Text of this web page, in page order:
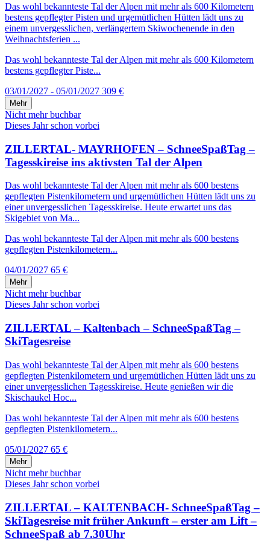
Das wohl bekannteste Tal der Alpen mit mehr als 600 Kilometern
bestens gepflegter Pisten und urgemütlichen Hütten lädt uns zu
einem unvergesslichen, verlängertem Skiwochenende in den
Weihnachtsferien ...
Das wohl bekannteste Tal der Alpen mit mehr als 600 Kilometern
bestens gepflegter Piste...
03/01/2027 - 05/01/2027 309 €
Mehr
Nicht mehr buchbar
Dieses Jahr schon vorbei
ZILLERTAL- MAYRHOFEN – SchneeSpaßTag –
Tagesskireise ins aktivsten Tal der Alpen
Das wohl bekannteste Tal der Alpen mit mehr als 600 bestens
gepflegten Pistenkilometern und urgemütlichen Hütten lädt uns zu
einer unvergesslichen Tagesskireise. Heute erwartet uns das
Skigebiet von Ma...
Das wohl bekannteste Tal der Alpen mit mehr als 600 bestens
gepflegten Pistenkilometern...
04/01/2027 65 €
Mehr
Nicht mehr buchbar
Dieses Jahr schon vorbei
ZILLERTAL – Kaltenbach – SchneeSpaßTag –
SkiTagesreise
Das wohl bekannteste Tal der Alpen mit mehr als 600 bestens
gepflegten Pistenkilometern und urgemütlichen Hütten lädt uns zu
einer unvergesslichen Tagesskireise. Heute genießen wir die
Skischaukel Hoc...
Das wohl bekannteste Tal der Alpen mit mehr als 600 bestens
gepflegten Pistenkilometern...
05/01/2027 65 €
Mehr
Nicht mehr buchbar
Dieses Jahr schon vorbei
ZILLERTAL – KALTENBACH- SchneeSpaßTag –
SkiTagesreise mit früher Ankunft – erster am Lift –
SchneeSpaß ab 7.30Uhr